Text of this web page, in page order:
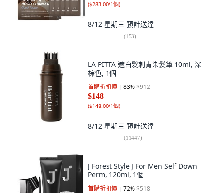
($283.00/1個)
8/12 星期三 預計送達
(153)
LA PITTA 遮白髮刺青染髮筆 10ml, 深
棕色, 1個
首購折扣價 83%$912
$148
($148.00/1個)
8/12 星期三 預計送達
(11447)
J Forest Style J For Men Self Down
Perm, 120ml, 1個
首購折扣價 72%$518